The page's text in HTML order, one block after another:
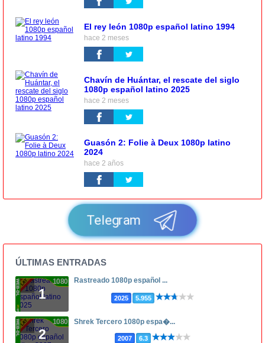
El rey león 1080p español latino 1994
hace 2 meses
Chavín de Huántar, el rescate del siglo
1080p español latino 2025
hace 2 meses
Guasón 2: Folie à Deux 1080p latino
2024
hace 2 años
Telegram
ÚLTIMAS ENTRADAS
1
1080p Rastreado 1080p español ...
2025 5.955
2
1080p Shrek Tercero 1080p espa�...
2007 6.3